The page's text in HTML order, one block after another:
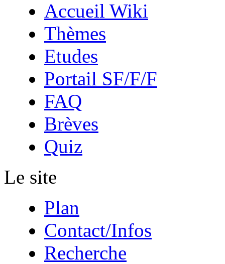
Accueil Wiki
Thèmes
Etudes
Portail SF/F/F
FAQ
Brèves
Quiz
Le site
Plan
Contact/Infos
Recherche